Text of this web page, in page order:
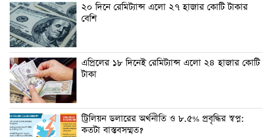
২০ দিনে রেমিট্যান্স এলো ২৭ হাজার কোটি টাকার
বেশি
এপ্রিলের ১৮ দিনেই রেমিট্যান্স এলো ২৪ হাজার কোটি
টাকা
ট্রিলিয়ন ডলারের অর্থনীতি ও ৮.৫% প্রবৃদ্ধির স্বপ্ন:
কতটা বাস্তবসম্মত?